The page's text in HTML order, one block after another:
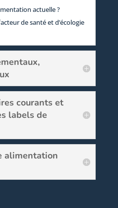
actuelle ?
de santé et d’écologie
courants et
labels de
alimentation